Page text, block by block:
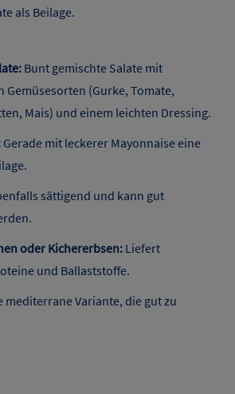
als Beilage.
Bunt gemischte Salate mit
Gemüsesorten (Gurke, Tomate,
Mais) und einem leichten Dressing.
Gerade mit leckerer Mayonnaise eine
sättigend und kann gut
oder Kichererbsen:Liefert
und Ballaststoffe.
mediterrane Variante, die gut zu